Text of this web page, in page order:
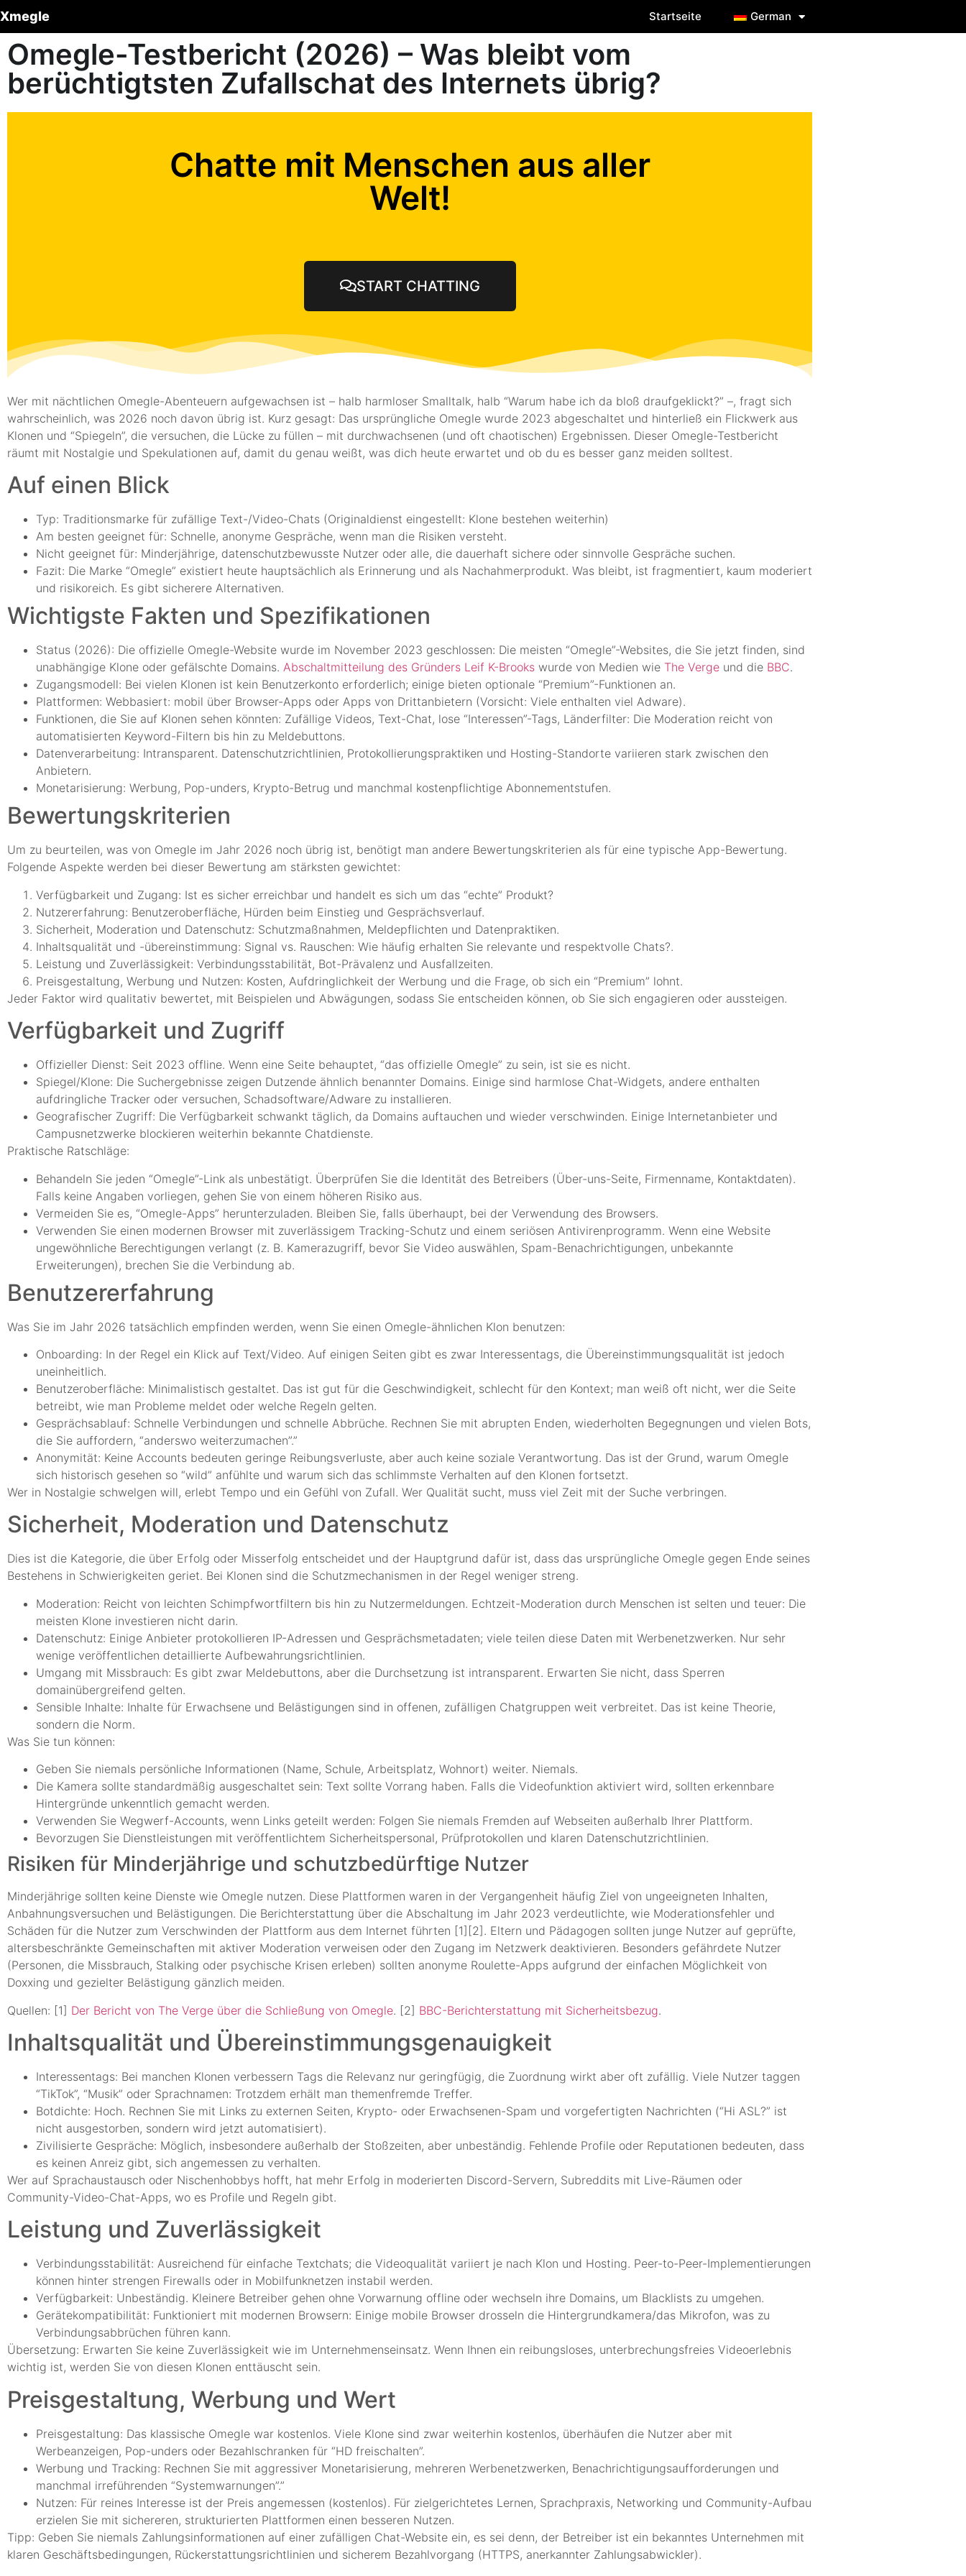
Xmegle Startseite German
Omegle-Testbericht (2026) – Was bleibt vom
berüchtigtsten Zufallschat des Internets übrig?
Chatte mit Menschen aus aller
Welt!
START CHATTING
Wer mit nächtlichen Omegle-Abenteuern aufgewachsen ist – halb harmloser Smalltalk, halb “Warum habe ich da bloß draufgeklickt?” –, fragt sich
wahrscheinlich, was 2026 noch davon übrig ist. Kurz gesagt: Das ursprüngliche Omegle wurde 2023 abgeschaltet und hinterließ ein Flickwerk aus
Klonen und “Spiegeln”, die versuchen, die Lücke zu füllen – mit durchwachsenen (und oft chaotischen) Ergebnissen. Dieser Omegle-Testbericht
räumt mit Nostalgie und Spekulationen auf, damit du genau weißt, was dich heute erwartet und ob du es besser ganz meiden solltest.
Auf einen Blick
Typ: Traditionsmarke für zufällige Text-/Video-Chats (Originaldienst eingestellt: Klone bestehen weiterhin)
Am besten geeignet für: Schnelle, anonyme Gespräche, wenn man die Risiken versteht.
Nicht geeignet für: Minderjährige, datenschutzbewusste Nutzer oder alle, die dauerhaft sichere oder sinnvolle Gespräche suchen.
Fazit: Die Marke “Omegle” existiert heute hauptsächlich als Erinnerung und als Nachahmerprodukt. Was bleibt, ist fragmentiert, kaum moderiert
und risikoreich. Es gibt sicherere Alternativen.
Wichtigste Fakten und Spezifikationen
Status (2026): Die offizielle Omegle-Website wurde im November 2023 geschlossen: Die meisten “Omegle”-Websites, die Sie jetzt finden, sind
unabhängige Klone oder gefälschte Domains. Abschaltmitteilung des Gründers Leif K-Brooks wurde von Medien wie The Verge und die BBC.
Zugangsmodell: Bei vielen Klonen ist kein Benutzerkonto erforderlich; einige bieten optionale “Premium”-Funktionen an.
Plattformen: Webbasiert: mobil über Browser-Apps oder Apps von Drittanbietern (Vorsicht: Viele enthalten viel Adware).
Funktionen, die Sie auf Klonen sehen könnten: Zufällige Videos, Text-Chat, lose “Interessen”-Tags, Länderfilter: Die Moderation reicht von
automatisierten Keyword-Filtern bis hin zu Meldebuttons.
Datenverarbeitung: Intransparent. Datenschutzrichtlinien, Protokollierungspraktiken und Hosting-Standorte variieren stark zwischen den
Anbietern.
Monetarisierung: Werbung, Pop-unders, Krypto-Betrug und manchmal kostenpflichtige Abonnementstufen.
Bewertungskriterien
Um zu beurteilen, was von Omegle im Jahr 2026 noch übrig ist, benötigt man andere Bewertungskriterien als für eine typische App-Bewertung.
Folgende Aspekte werden bei dieser Bewertung am stärksten gewichtet:
Verfügbarkeit und Zugang: Ist es sicher erreichbar und handelt es sich um das “echte” Produkt?
Nutzererfahrung: Benutzeroberfläche, Hürden beim Einstieg und Gesprächsverlauf.
Sicherheit, Moderation und Datenschutz: Schutzmaßnahmen, Meldepflichten und Datenpraktiken.
Inhaltsqualität und -übereinstimmung: Signal vs. Rauschen: Wie häufig erhalten Sie relevante und respektvolle Chats?.
Leistung und Zuverlässigkeit: Verbindungsstabilität, Bot-Prävalenz und Ausfallzeiten.
Preisgestaltung, Werbung und Nutzen: Kosten, Aufdringlichkeit der Werbung und die Frage, ob sich ein “Premium” lohnt.
Jeder Faktor wird qualitativ bewertet, mit Beispielen und Abwägungen, sodass Sie entscheiden können, ob Sie sich engagieren oder aussteigen.
Verfügbarkeit und Zugriff
Offizieller Dienst: Seit 2023 offline. Wenn eine Seite behauptet, “das offizielle Omegle” zu sein, ist sie es nicht.
Spiegel/Klone: Die Suchergebnisse zeigen Dutzende ähnlich benannter Domains. Einige sind harmlose Chat-Widgets, andere enthalten
aufdringliche Tracker oder versuchen, Schadsoftware/Adware zu installieren.
Geografischer Zugriff: Die Verfügbarkeit schwankt täglich, da Domains auftauchen und wieder verschwinden. Einige Internetanbieter und
Campusnetzwerke blockieren weiterhin bekannte Chatdienste.
Praktische Ratschläge:
Behandeln Sie jeden “Omegle”-Link als unbestätigt. Überprüfen Sie die Identität des Betreibers (Über-uns-Seite, Firmenname, Kontaktdaten).
Falls keine Angaben vorliegen, gehen Sie von einem höheren Risiko aus.
Vermeiden Sie es, “Omegle-Apps” herunterzuladen. Bleiben Sie, falls überhaupt, bei der Verwendung des Browsers.
Verwenden Sie einen modernen Browser mit zuverlässigem Tracking-Schutz und einem seriösen Antivirenprogramm. Wenn eine Website
ungewöhnliche Berechtigungen verlangt (z. B. Kamerazugriff, bevor Sie Video auswählen, Spam-Benachrichtigungen, unbekannte
Erweiterungen), brechen Sie die Verbindung ab.
Benutzererfahrung
Was Sie im Jahr 2026 tatsächlich empfinden werden, wenn Sie einen Omegle-ähnlichen Klon benutzen:
Onboarding: In der Regel ein Klick auf Text/Video. Auf einigen Seiten gibt es zwar Interessentags, die Übereinstimmungsqualität ist jedoch
uneinheitlich.
Benutzeroberfläche: Minimalistisch gestaltet. Das ist gut für die Geschwindigkeit, schlecht für den Kontext; man weiß oft nicht, wer die Seite
betreibt, wie man Probleme meldet oder welche Regeln gelten.
Gesprächsablauf: Schnelle Verbindungen und schnelle Abbrüche. Rechnen Sie mit abrupten Enden, wiederholten Begegnungen und vielen Bots,
die Sie auffordern, “anderswo weiterzumachen”.”
Anonymität: Keine Accounts bedeuten geringe Reibungsverluste, aber auch keine soziale Verantwortung. Das ist der Grund, warum Omegle
sich historisch gesehen so “wild” anfühlte und warum sich das schlimmste Verhalten auf den Klonen fortsetzt.
Wer in Nostalgie schwelgen will, erlebt Tempo und ein Gefühl von Zufall. Wer Qualität sucht, muss viel Zeit mit der Suche verbringen.
Sicherheit, Moderation und Datenschutz
Dies ist die Kategorie, die über Erfolg oder Misserfolg entscheidet und der Hauptgrund dafür ist, dass das ursprüngliche Omegle gegen Ende seines
Bestehens in Schwierigkeiten geriet. Bei Klonen sind die Schutzmechanismen in der Regel weniger streng.
Moderation: Reicht von leichten Schimpfwortfiltern bis hin zu Nutzermeldungen. Echtzeit-Moderation durch Menschen ist selten und teuer: Die
meisten Klone investieren nicht darin.
Datenschutz: Einige Anbieter protokollieren IP-Adressen und Gesprächsmetadaten; viele teilen diese Daten mit Werbenetzwerken. Nur sehr
wenige veröffentlichen detaillierte Aufbewahrungsrichtlinien.
Umgang mit Missbrauch: Es gibt zwar Meldebuttons, aber die Durchsetzung ist intransparent. Erwarten Sie nicht, dass Sperren
domainübergreifend gelten.
Sensible Inhalte: Inhalte für Erwachsene und Belästigungen sind in offenen, zufälligen Chatgruppen weit verbreitet. Das ist keine Theorie,
sondern die Norm.
Was Sie tun können:
Geben Sie niemals persönliche Informationen (Name, Schule, Arbeitsplatz, Wohnort) weiter. Niemals.
Die Kamera sollte standardmäßig ausgeschaltet sein: Text sollte Vorrang haben. Falls die Videofunktion aktiviert wird, sollten erkennbare
Hintergründe unkenntlich gemacht werden.
Verwenden Sie Wegwerf-Accounts, wenn Links geteilt werden: Folgen Sie niemals Fremden auf Webseiten außerhalb Ihrer Plattform.
Bevorzugen Sie Dienstleistungen mit veröffentlichtem Sicherheitspersonal, Prüfprotokollen und klaren Datenschutzrichtlinien.
Risiken für Minderjährige und schutzbedürftige Nutzer
Minderjährige sollten keine Dienste wie Omegle nutzen. Diese Plattformen waren in der Vergangenheit häufig Ziel von ungeeigneten Inhalten,
Anbahnungsversuchen und Belästigungen. Die Berichterstattung über die Abschaltung im Jahr 2023 verdeutlichte, wie Moderationsfehler und
Schäden für die Nutzer zum Verschwinden der Plattform aus dem Internet führten [1][2]. Eltern und Pädagogen sollten junge Nutzer auf geprüfte,
altersbeschränkte Gemeinschaften mit aktiver Moderation verweisen oder den Zugang im Netzwerk deaktivieren. Besonders gefährdete Nutzer
(Personen, die Missbrauch, Stalking oder psychische Krisen erleben) sollten anonyme Roulette-Apps aufgrund der einfachen Möglichkeit von
Doxxing und gezielter Belästigung gänzlich meiden.
Quellen: [1] Der Bericht von The Verge über die Schließung von Omegle. [2] BBC-Berichterstattung mit Sicherheitsbezug.
Inhaltsqualität und Übereinstimmungsgenauigkeit
Interessentags: Bei manchen Klonen verbessern Tags die Relevanz nur geringfügig, die Zuordnung wirkt aber oft zufällig. Viele Nutzer taggen
“TikTok”, “Musik” oder Sprachnamen: Trotzdem erhält man themenfremde Treffer.
Botdichte: Hoch. Rechnen Sie mit Links zu externen Seiten, Krypto- oder Erwachsenen-Spam und vorgefertigten Nachrichten (“Hi ASL?” ist
nicht ausgestorben, sondern wird jetzt automatisiert).
Zivilisierte Gespräche: Möglich, insbesondere außerhalb der Stoßzeiten, aber unbeständig. Fehlende Profile oder Reputationen bedeuten, dass
es keinen Anreiz gibt, sich angemessen zu verhalten.
Wer auf Sprachaustausch oder Nischenhobbys hofft, hat mehr Erfolg in moderierten Discord-Servern, Subreddits mit Live-Räumen oder
Community-Video-Chat-Apps, wo es Profile und Regeln gibt.
Leistung und Zuverlässigkeit
Verbindungsstabilität: Ausreichend für einfache Textchats; die Videoqualität variiert je nach Klon und Hosting. Peer-to-Peer-Implementierungen
können hinter strengen Firewalls oder in Mobilfunknetzen instabil werden.
Verfügbarkeit: Unbeständig. Kleinere Betreiber gehen ohne Vorwarnung offline oder wechseln ihre Domains, um Blacklists zu umgehen.
Gerätekompatibilität: Funktioniert mit modernen Browsern: Einige mobile Browser drosseln die Hintergrundkamera/das Mikrofon, was zu
Verbindungsabbrüchen führen kann.
Übersetzung: Erwarten Sie keine Zuverlässigkeit wie im Unternehmenseinsatz. Wenn Ihnen ein reibungsloses, unterbrechungsfreies Videoerlebnis
wichtig ist, werden Sie von diesen Klonen enttäuscht sein.
Preisgestaltung, Werbung und Wert
Preisgestaltung: Das klassische Omegle war kostenlos. Viele Klone sind zwar weiterhin kostenlos, überhäufen die Nutzer aber mit
Werbeanzeigen, Pop-unders oder Bezahlschranken für “HD freischalten”.
Werbung und Tracking: Rechnen Sie mit aggressiver Monetarisierung, mehreren Werbenetzwerken, Benachrichtigungsaufforderungen und
manchmal irreführenden “Systemwarnungen”.”
Nutzen: Für reines Interesse ist der Preis angemessen (kostenlos). Für zielgerichtetes Lernen, Sprachpraxis, Networking und Community-Aufbau
erzielen Sie mit sichereren, strukturierten Plattformen einen besseren Nutzen.
Tipp: Geben Sie niemals Zahlungsinformationen auf einer zufälligen Chat-Website ein, es sei denn, der Betreiber ist ein bekanntes Unternehmen mit
klaren Geschäftsbedingungen, Rückerstattungsrichtlinien und sicherem Bezahlvorgang (HTTPS, anerkannter Zahlungsabwickler).